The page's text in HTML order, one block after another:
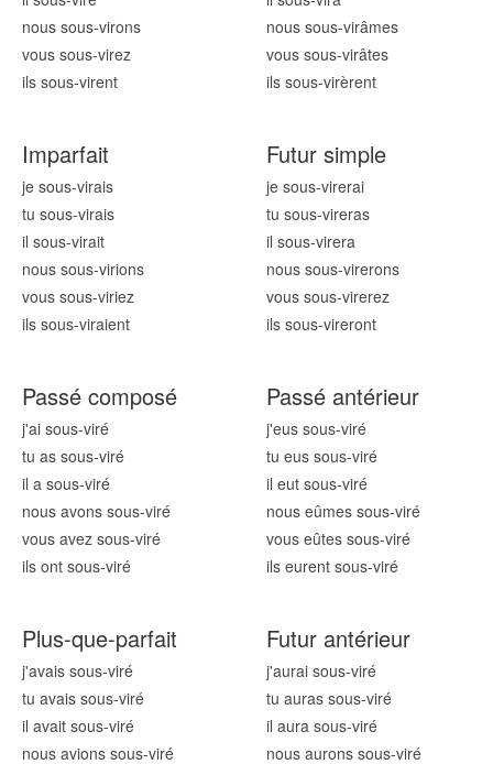
nous sous-virons
vous sous-virez
ils sous-virent
nous sous-virâmes
vous sous-virâtes
ils sous-virèrent
Imparfait
je sous-virais
tu sous-virais
il sous-virait
nous sous-virions
vous sous-viriez
ils sous-viraient
Futur simple
je sous-virerai
tu sous-vireras
il sous-virera
nous sous-virerons
vous sous-virerez
ils sous-vireront
Passé composé
j'ai sous-viré
tu as sous-viré
il a sous-viré
nous avons sous-viré
vous avez sous-viré
ils ont sous-viré
Passé antérieur
j'eus sous-viré
tu eus sous-viré
il eut sous-viré
nous eûmes sous-viré
vous eûtes sous-viré
ils eurent sous-viré
Plus-que-parfait
j'avais sous-viré
tu avais sous-viré
il avait sous-viré
nous avions sous-viré
Futur antérieur
j'aurai sous-viré
tu auras sous-viré
il aura sous-viré
nous aurons sous-viré